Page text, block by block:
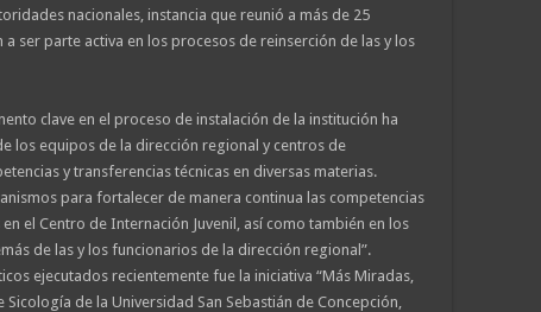
nacionales, instancia que reunió a más de 25
ser parte activa en los procesos de reinserción de las y los
clave en el proceso de instalación de la institución ha
los equipos de la dirección regional y centros de
y transferencias técnicas en diversas materias.
para fortalecer de manera continua las competencias
el Centro de Internación Juvenil, así como también en los
de las y los funcionarios de la dirección regional”.
ejecutados recientemente fue la iniciativa “Más Miradas,
de la Universidad San Sebastián de Concepción,